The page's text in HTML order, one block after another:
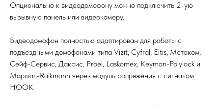
Опционально к видеодомофону можно подключить 2-ую
вызывную панель или видеокамеру.
Видеодомофон полностью адаптирован для работы с
подъездными домофонами типа Vizit, Cyfral, Eltis, Метаком,
Сейф-Сервис, Даксис, Proel, Laskomex, Keyman-Polylock и
Маршал-Raikmann через модуль сопряжения с сигналом
HOOK.